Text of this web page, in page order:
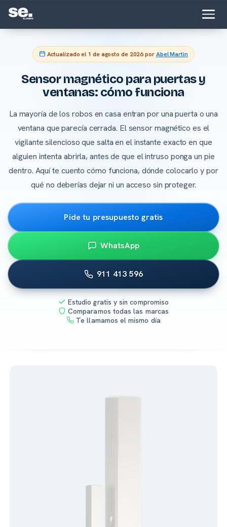
Actualizado el 1 de agosto de 2026porAbel Martin
Sensor magnético para puertas y
ventanas: cómo funciona
La mayoría de los robos en casa entran por una puerta o una
ventana que parecía cerrada. El sensor magnético es el
vigilante silencioso que salta en el instante exacto en que
alguien intenta abrirla, antes de que el intruso ponga un pie
dentro. Aquí te cuento cómo funciona, dónde colocarlo y por
qué no deberías dejar ni un acceso sin proteger.
Pide tu presupuesto gratis
WhatsApp
911 413 596
Estudio gratis y sin compromiso
Comparamos todas las marcas
Te llamamos el mismo día